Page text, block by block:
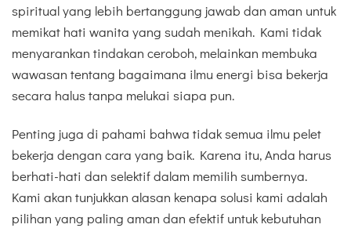
spiritual yang lebih bertanggung jawab dan aman untuk
memikat hati wanita yang sudah menikah. Kami tidak
menyarankan tindakan ceroboh, melainkan membuka
wawasan tentang bagaimana ilmu energi bisa bekerja
secara halus tanpa melukai siapa pun.
Penting juga di pahami bahwa tidak semua ilmu pelet
bekerja dengan cara yang baik. Karena itu, Anda harus
berhati-hati dan selektif dalam memilih sumbernya.
Kami akan tunjukkan alasan kenapa solusi kami adalah
pilihan yang paling aman dan efektif untuk kebutuhan